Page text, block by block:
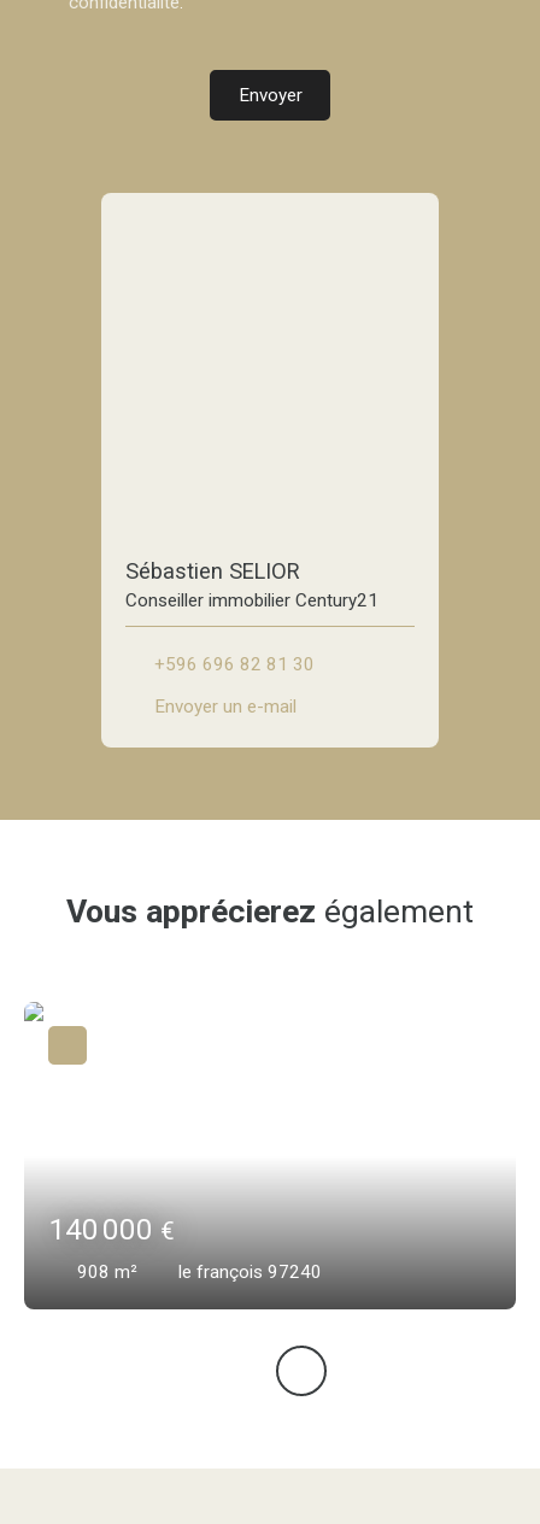
Envoyer
Sébastien SELIOR
Conseiller immobilier Century21
+596 696 82 81 30
Envoyer un e-mail
Vous apprécierez également
140 000€
908 m² le françois 97240